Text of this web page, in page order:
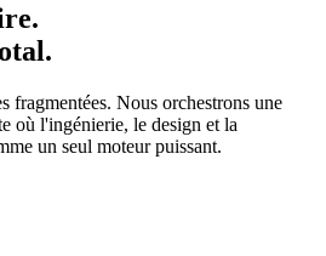
fragmentées. Nous orchestrons une
où l'ingénierie, le design et la
un seul moteur puissant.